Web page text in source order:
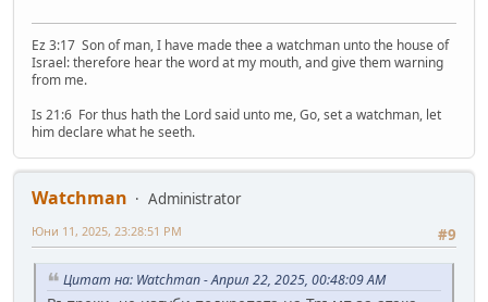
Ez 3:17 Son of man, I have made thee a watchman unto the house of
Israel: therefore hear the word at my mouth, and give them warning
from me.
Is 21:6 For thus hath the Lord said unto me, Go, set a watchman, let
him declare what he seeth.
Watchman
Administrator
#9
Юни 11, 2025, 23:28:51 PM
Цитат на: Watchman - Април 22, 2025, 00:48:09 AM